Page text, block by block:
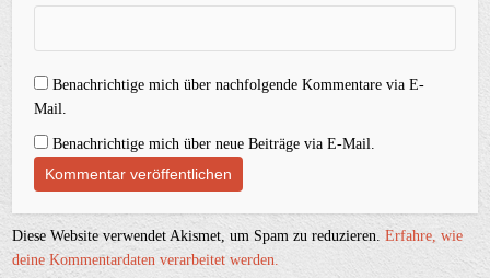
Benachrichtige mich über nachfolgende Kommentare via E-
Mail.
Benachrichtige mich über neue Beiträge via E-Mail.
Diese Website verwendet Akismet, um Spam zu reduzieren.Erfahre, wie
deine Kommentardaten verarbeitet werden.